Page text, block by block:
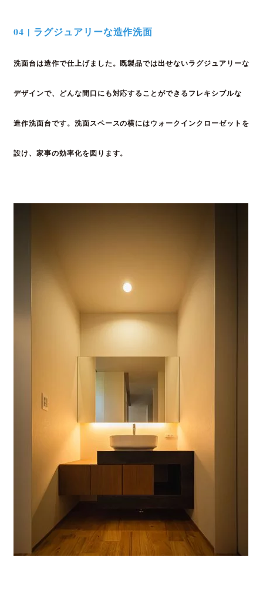
04 | ラグジュアリーな造作洗面
洗面台は造作で仕上げました。既製品では出せないラグジュアリーな
デザインで、どんな間口にも対応することができるフレキシブルな
造作洗面台です。 洗面スペースの横にはウォークインクローゼットを
設け、家事の効率化を図ります。